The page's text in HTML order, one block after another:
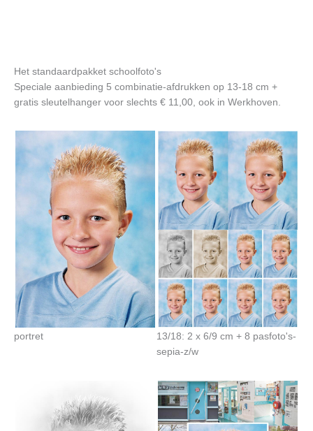
Het standaardpakket schoolfoto's
Speciale aanbieding 5 combinatie-afdrukken op 13-18 cm +
gratis sleutelhanger voor slechts € 11,00, ook in Werkhoven.
portret
13/18: 2 x 6/9 cm + 8 pasfoto's-
sepia-z/w